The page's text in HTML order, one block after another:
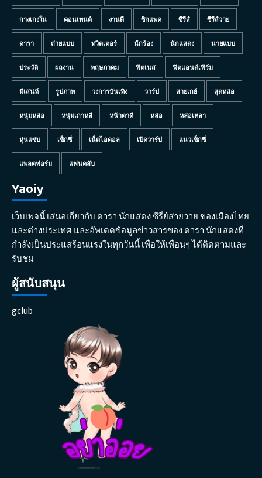
กางเกงใน คอนเทนต์ งานดี ซิกแพค ซีรีส์ ซีรีส์วาย
ดารา ถ่ายแบบ ทวิตเตอร์ นักร้อง นักแสดง นายแบบ
ประวัติ ผลงาน พฤษภาคม ฟิตเนส ฟิตแอนด์เฟิร์ม
มีเสน่ห์ รูปภาพ วงการบันเทิง วาร์ป สายเกย์ สุดหล่อ
หนุ่มหล่อ หนุ่มเกาหลี หน้าตาดี หล่อ หล่อเหลา
หุ่นแซ่บ เซ็กซี่ เน็ตไอดอล เปิดวาร์ป แนวเซ็กซี่
แพลตฟอร์ม แฟนคลับ
Yaoiy
เว็บเพจนี้ เสนอเกี่ยวกับ ดารา นักแสดง ซีรี่ย์สายวาย ของเมืองไทย
และต่างประเทศ และอัพเดดข้อมูลข่าวสารของ ดารา นักแสดงที่
กำลังเป็นประแสร้อนแรงในทุกวันนี้ เพื่อให้เพื่อนๆ ได้ติดตามและ
รับชม
ผู้สนับสนุน
gclub